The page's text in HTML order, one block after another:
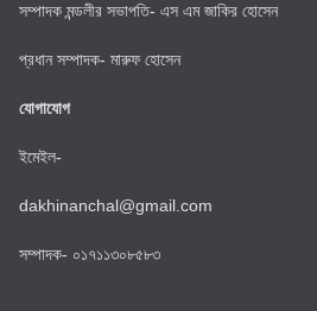
সম্পাদক মন্ডলীর সভাপতি- এস এম জাকির হোসেন
প্রধান সম্পাদক- মারুফ হোসেন
যোগাযোগ
ইমেইল-
dakhinanchal@gmail.com
সম্পাদক- ০১৭১১৩০৮৫৮৩